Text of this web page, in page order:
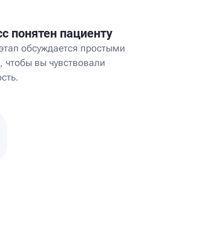
понятен пациенту
обсуждается простыми
чтобы вы чувствовали